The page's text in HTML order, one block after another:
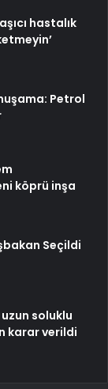
hastalık
Petrol
köprü inşa
Seçildi
soluklu
karar verildi